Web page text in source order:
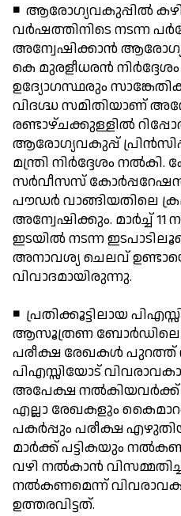
◾ ആരോഗ്യവകുപ്പില്‍
വര്‍ഷത്തിനിടെ നടന്ന
അന്വേഷിക്കാന്‍
കെ മുരളീധരന്‍
ഉദ്യോഗസ്ഥരും
വിദഗ്ദ്ധ സമിതിയാണ്
രണ്ടാഴ്ചക്കുള്ളില്‍
ആരോഗ്യവകുപ്പ്
മന്ത്രി നിര്‍ദ്ദേശം
സര്‍വീസസ് കോര്‍പ്പറേഷന്‍
പൗഡര്‍ വാങ്ങിയതിലെ
അന്വേഷിക്കും. മാര്‍ച്ച്
ഇടയില്‍ നടന്ന
അനാവശ്യ ചെലവ്
വിവാദമായിരുന്നു.
◾ പ്രതിക്കൂട്ടിലായ
ആസൂത്രണ ബോര്‍ഡിലെ
പരീക്ഷ രേഖകള്‍ പുറത്ത്
പിഎസ്സിയോട്
അപേക്ഷ നല്‍കിയവര്‍ക്ക്
എല്ലാ രേഖകളും
പകര്‍പ്പും പരീക്ഷ
മാര്‍ക്ക് പട്ടികയും
വഴി നല്‍കാന്‍
നല്‍കണമെന്ന്
ഉത്തരവിട്ടത്.